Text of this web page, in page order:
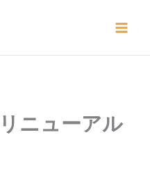
ニューアル